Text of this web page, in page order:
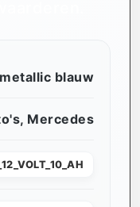
blauw
, Mercedes